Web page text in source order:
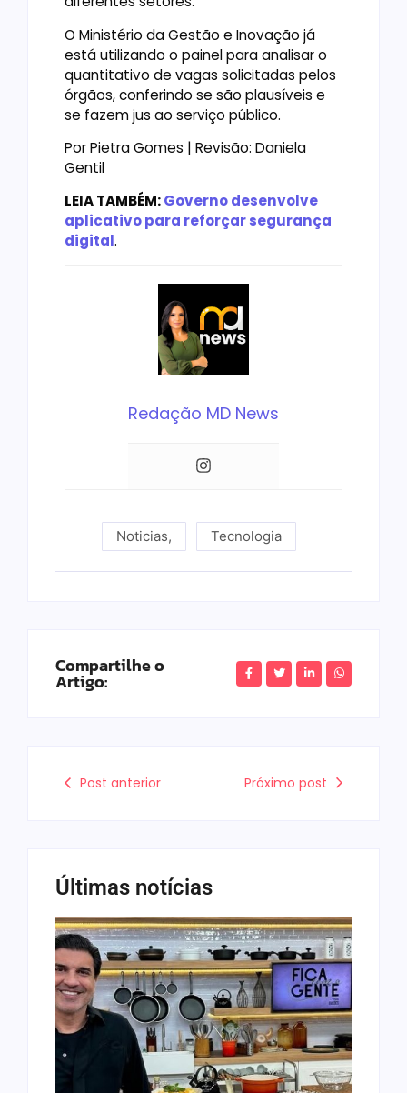
O Ministério da Gestão e Inovação já
está utilizando o painel para analisar o
quantitativo de vagas solicitadas pelos
órgãos, conferindo se são plausíveis e
se fazem jus ao serviço público.
Por Pietra Gomes | Revisão: Daniela
Gentil
LEIA TAMBÉM:Governo desenvolve
aplicativo para reforçar segurança
digital.
Redação MD News
Noticias, Tecnologia
Compartilhe o
Artigo:
Post anterior Próximo post
Últimas notícias